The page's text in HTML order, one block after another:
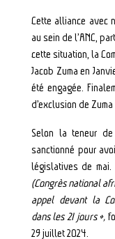
Cette alliance avec
au sein de l’ANC,
cette situation, la
Jacob Zuma en
été engagée.
d’exclusion de
Selon la teneur
sanctionné pour
législatives de mai.
(Congrès national
appel devant la
dans les 21 jours »,
29 juillet 2024.